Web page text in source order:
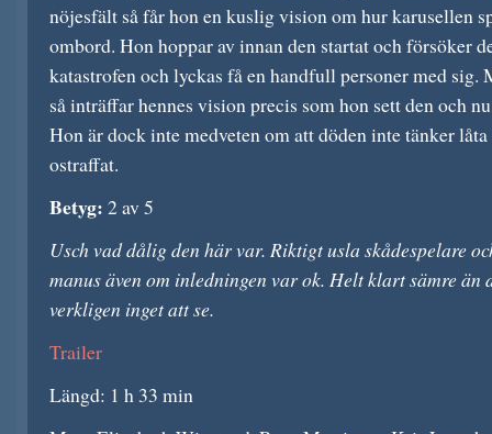
nöjesfält så får hon en kuslig vision om hur karusellen
ombord. Hon hoppar av innan den startat och försöker
katastrofen och lyckas få en handfull personer med sig.
så inträffar hennes vision precis som hon sett den och
Hon är dock inte medveten om att döden inte tänker
ostraffat.
Betyg: 2 av 5
Usch vad dålig den här var. Riktigt usla skådespelare
manus även om inledningen var ok. Helt klart sämre än
verkligen inget att se.
Trailer
Längd: 1 h 33 min